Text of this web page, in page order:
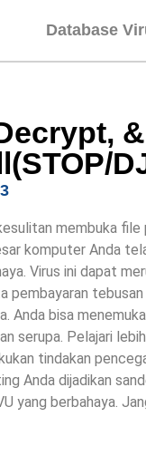
Database
membuka
komputer Anda
Virus ini dapat
pembayaran
Anda bisa
serupa. Pelajari
tindakan
Anda dijadikan
yang berbahaya.